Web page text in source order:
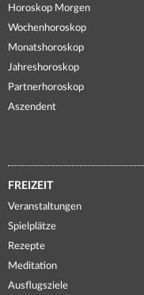
Horoskop Morgen
Wochenhoroskop
Monatshoroskop
Jahreshoroskop
Partnerhoroskop
Aszendent
FREIZEIT
Veranstaltungen
Spielplätze
Rezepte
Meditation
Ausflugsziele